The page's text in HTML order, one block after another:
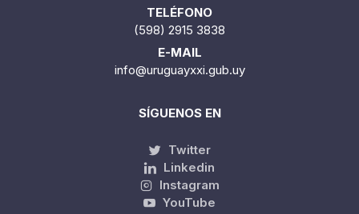
TELÉFONO
(598) 2915 3838
E-MAIL
info@uruguayxxi.gub.uy
SÍGUENOS EN
Twitter
Linkedin
Instagram
YouTube